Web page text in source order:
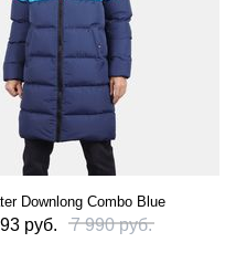
Downlong Combo Blue
руб. 7 990 руб.